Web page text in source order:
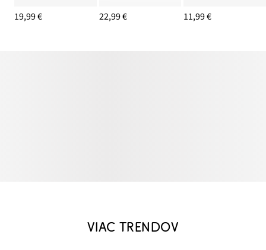
19,99 € 22,99 € 11,99 €
VIAC TRENDOV